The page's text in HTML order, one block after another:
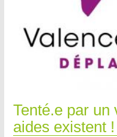
Tenté.e par un
aides existent !